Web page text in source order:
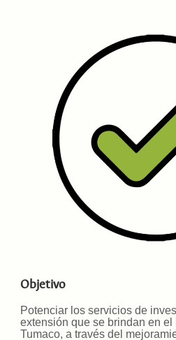
Objetivo
Potenciar los servicios de
extensión que se brindan en el
Tumaco, a través del